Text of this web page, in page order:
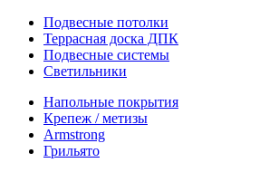
Подвесные потолки
Террасная доска ДПК
Подвесные системы
Светильники
Напольные покрытия
Крепеж / метизы
Armstrong
Грильято